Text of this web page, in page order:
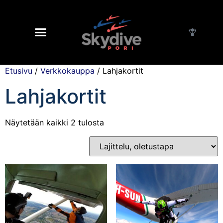
Etusivu / Verkkokauppa / Lahjakortit
Lahjakortit
Näytetään kaikki 2 tulosta